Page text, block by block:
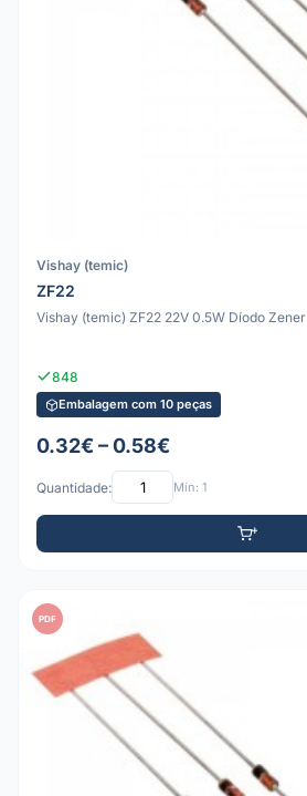
Vishay (temic)
ZF22
Vishay (temic) ZF22 22V 0.5W Díodo Zener
848
Embalagem com 10 peças
0.32€ – 0.58€
Quantidade: Mín: 1
PDF